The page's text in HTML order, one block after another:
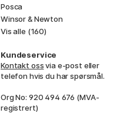
Posca
Winsor & Newton
Vis alle (160)
Kundeservice
Kontakt ossvia e-post eller
telefon hvis du har spørsmål.
Org No: 920 494 676 (MVA-
registrert)